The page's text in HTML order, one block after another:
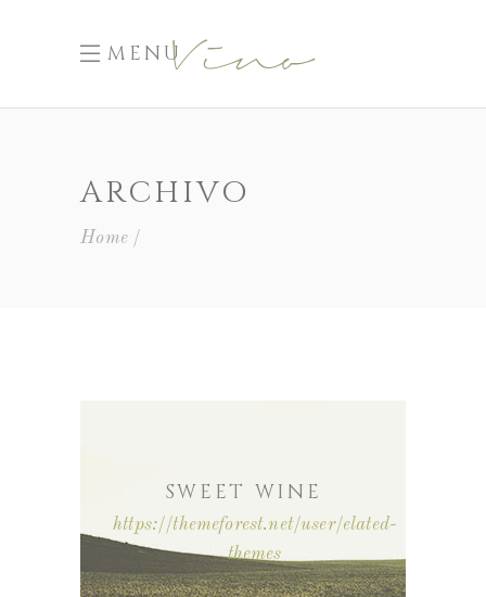
MENU
ARCHIVO
Home
SWEET WINE
https://themeforest.net/user/elated-
themes